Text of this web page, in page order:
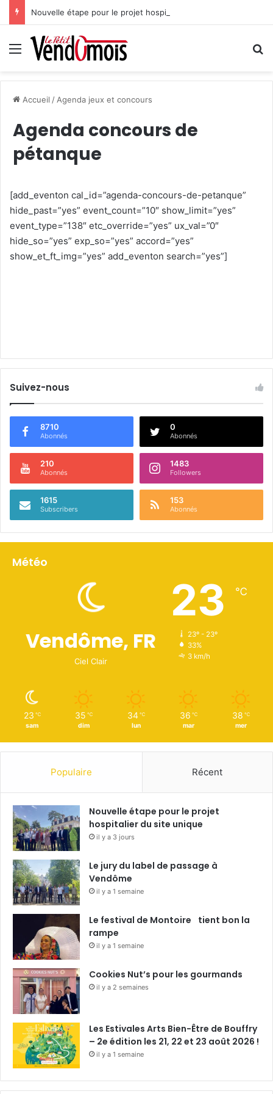
Nouvelle étape pour le projet hospitalier du site unique
Menu
Accueil / Agenda jeux et concours
Agenda concours de
pétanque
[add_eventon cal_id=”agenda-concours-de-petanque”
hide_past=”yes” event_count=”10″ show_limit=”yes”
event_type=”138″ etc_override=”yes” ux_val=”0″
hide_so=”yes” exp_so=”yes” accord=”yes”
show_et_ft_img=”yes” add_eventon search=”yes”]
Suivez-nous
8710
Abonnés
0
Abonnés
210
Abonnés
1483
Followers
1615
Subscribers
153
Abonnés
Météo
Vendôme, FR
Ciel Clair
23 ℃
23º - 23º
33%
3 km/h
23 ℃
sam
35 ℃
dim
34 ℃
lun
36 ℃
mar
38 ℃
mer
Populaire Récent
Nouvelle étape pour le projet
hospitalier du site unique
il y a 3 jours
Le jury du label de passage à
Vendôme
il y a 1 semaine
Le festival de Montoire tient bon la
rampe
il y a 1 semaine
Cookies Nut’s pour les gourmands
il y a 2 semaines
Les Estivales Arts Bien-Être de Bouffry
– 2e édition les 21, 22 et 23 août 2026 !
il y a 1 semaine